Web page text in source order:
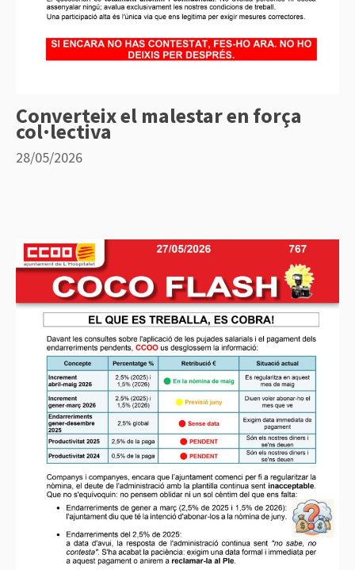
Converteix el malestar en força
col·lectiva
28/05/2026